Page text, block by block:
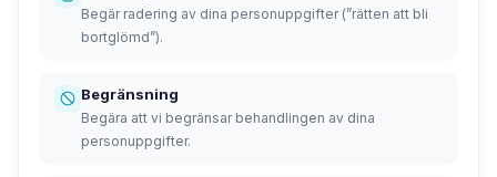
Begär radering av dina personuppgifter (”rätten att bli
bortglömd”).
Begränsning
Begära att vi begränsar behandlingen av dina
personuppgifter.